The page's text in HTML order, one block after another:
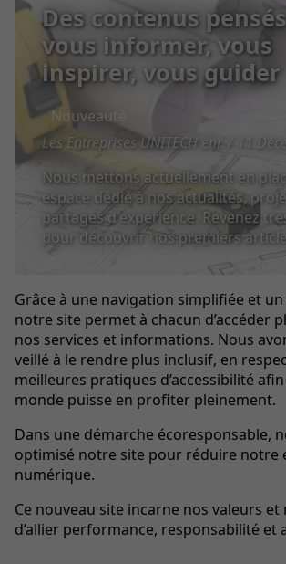
Des contenus
vous informer, vous
inspirer, vous guider
Nouveauté
Les Entreprises UNITECH enr. / 11
Nous mettons actuellement en
espace dédié à nos actualités,
partages d'expérience. Revenez
pour découvrir nos premiers
Grâce à une navigation simplifiée et
notre site permet à chacun d’accéder
nos services et informations. Nous
veillé à le rendre plus inclusif, en
meilleures pratiques d’accessibilité
monde puisse en profiter pleinement.
Dans une démarche écoresponsable,
optimisé notre site pour réduire notre
numérique.
Ce nouveau site incarne nos valeurs
d’allier performance, responsabilité et